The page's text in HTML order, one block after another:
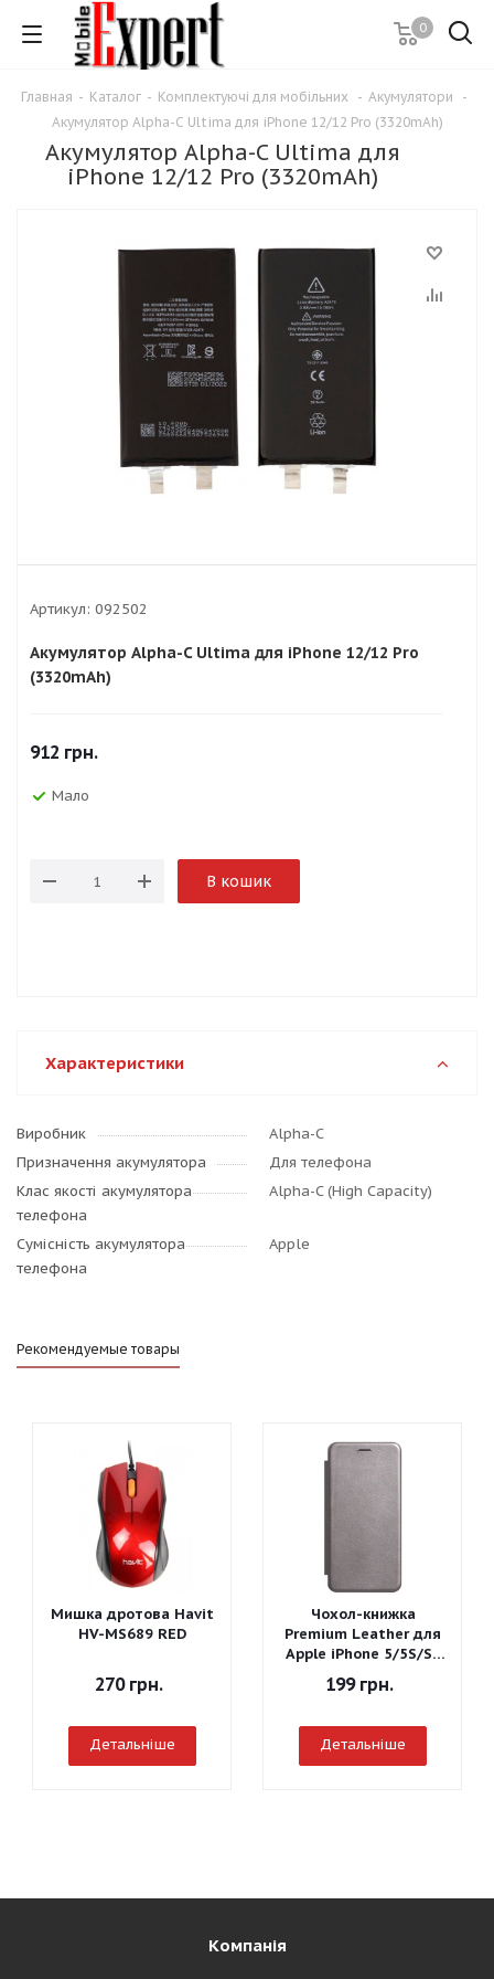
0
Главная - Каталог - Комплектуючі для мобільних - Акумулятори
-
Акумулятор Alpha-C Ultima для iPhone 12/12 Pro (3320mAh)
Акумулятор Alpha-C Ultima для
iPhone 12/12 Pro (3320mAh)
Артикул: 092502
Акумулятор Alpha-C Ultima для iPhone 12/12 Pro
(3320mAh)
912 грн.
Мало
В кошик
Характеристики
Виробник
Alpha-C
Призначення акумулятора
Для телефона
Клас якості акумулятора
телефона
Alpha-C (High Capacity)
Сумісність акумулятора
телефона
Apple
Рекомендуемые товары
Мишка дротова Havit
HV-MS689 RED
270грн.
Детальніше
Чохол-книжка
Premium Leather для
Apple iPhone 5/5S/SE
(Сірий)
199грн.
Детальніше
Компанія